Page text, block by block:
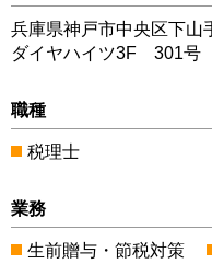
兵庫県神戸市中央区下山
ダイヤハイツ3F 301号
職種
税理士
業務
生前贈与・節税対策